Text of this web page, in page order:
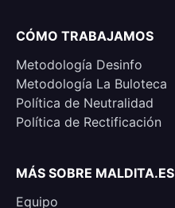
CÓMO TRABAJAMOS
Metodología Desinfo
Metodología La Buloteca
Política de Neutralidad
Política de Rectificación
MÁS SOBRE MALDITA.ES
Equipo